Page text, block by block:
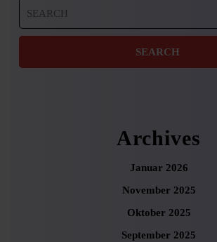
for:
Archives
Januar 2026
November 2025
Oktober 2025
September 2025